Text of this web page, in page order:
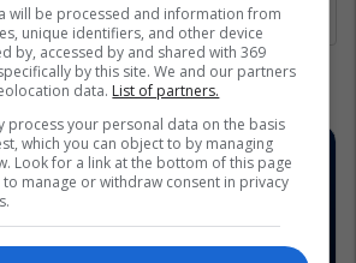
will be processed and information from
unique identifiers, and other device
by, accessed by and shared with 369
by this site. We and our partners
data. List of partners.
process your personal data on the basis
which you can object to by managing
Look for a link at the bottom of this page
manage or withdraw consent in privacy